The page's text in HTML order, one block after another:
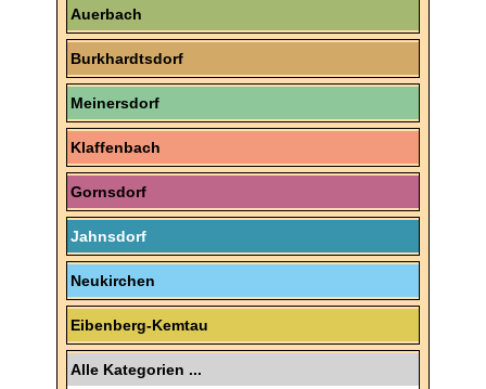
Auerbach
Burkhardtsdorf
Meinersdorf
Klaffenbach
Gornsdorf
Jahnsdorf
Neukirchen
Eibenberg-Kemtau
Alle Kategorien ...